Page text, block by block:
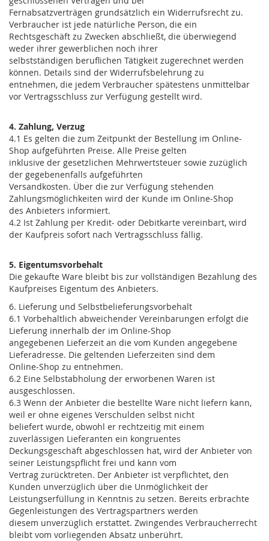
Fernabsatzverträgen grundsätzlich ein Widerrufsrecht zu.
Verbraucher ist jede natürliche Person, die ein
Rechtsgeschäft zu Zwecken abschließt, die überwiegend
weder ihrer gewerblichen noch ihrer
selbstständigen beruflichen Tätigkeit zugerechnet werden
können. Details sind der Widerrufsbelehrung zu
entnehmen, die jedem Verbraucher spätestens unmittelbar
vor Vertragsschluss zur Verfügung gestellt wird.
4. Zahlung, Verzug
4.1 Es gelten die zum Zeitpunkt der Bestellung im Online-
Shop aufgeführten Preise. Alle Preise gelten
inklusive der gesetzlichen Mehrwertsteuer sowie zuzüglich
der gegebenenfalls aufgeführten
Versandkosten. Über die zur Verfügung stehenden
Zahlungsmöglichkeiten wird der Kunde im Online-Shop
des Anbieters informiert.
4.2 Ist Zahlung per Kredit- oder Debitkarte vereinbart, wird
der Kaufpreis sofort nach Vertragsschluss fällig.
5. Eigentumsvorbehalt
Die gekaufte Ware bleibt bis zur vollständigen Bezahlung des
Kaufpreises Eigentum des Anbieters.
6. Lieferung und Selbstbelieferungsvorbehalt
6.1 Vorbehaltlich abweichender Vereinbarungen erfolgt die
Lieferung innerhalb der im Online-Shop
angegebenen Lieferzeit an die vom Kunden angegebene
Lieferadresse. Die geltenden Lieferzeiten sind dem
Online-Shop zu entnehmen.
6.2 Eine Selbstabholung der erworbenen Waren ist
ausgeschlossen.
6.3 Wenn der Anbieter die bestellte Ware nicht liefern kann,
weil er ohne eigenes Verschulden selbst nicht
beliefert wurde, obwohl er rechtzeitig mit einem
zuverlässigen Lieferanten ein kongruentes
Deckungsgeschäft abgeschlossen hat, wird der Anbieter von
seiner Leistungspflicht frei und kann vom
Vertrag zurücktreten. Der Anbieter ist verpflichtet, den
Kunden unverzüglich über die Unmöglichkeit der
Leistungserfüllung in Kenntnis zu setzen. Bereits erbrachte
Gegenleistungen des Vertragspartners werden
diesem unverzüglich erstattet. Zwingendes Verbraucherrecht
bleibt vom vorliegenden Absatz unberührt.